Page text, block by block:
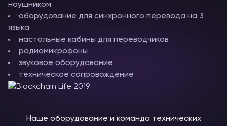
наушником
оборудование для синхронного перевода на 3
языка
настольные кабины для переводчиков
радиомикрофоны
звуковое оборудование
техническое сопровождение
Наше оборудование и команда технических